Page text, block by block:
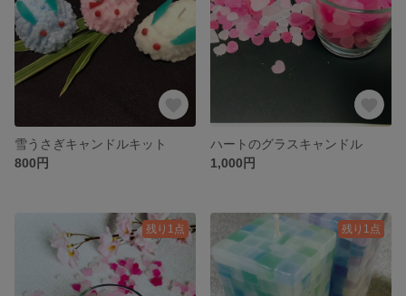
雪うさぎキャンドルキット
800円
ハートのグラスキャンドル
1,000円
残り1点 残り1点